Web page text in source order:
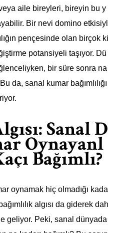
aile bireyleri, bireyin bu y
Bir nevi domino etkisiyl
pençesinde olan birçok ki
potansiyeli taşıyor. Dü
bir süre sonra na
da, sanal kumar bağımlılığı
Sanal D
Oynayanl
Bağımlı?
oynamak hiç olmadığı kada
algısı da giderek dah
geliyor. Peki, sanal dünyada